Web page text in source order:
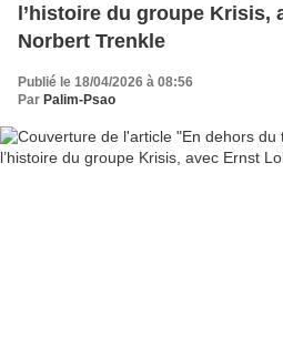
l’histoire du groupe Krisis,
Norbert Trenkle
Publié le 18/04/2026 à 08:56
Par Palim-Psao